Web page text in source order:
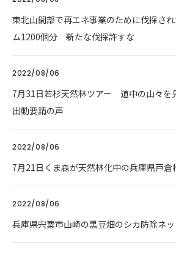
東北山間部で再エネ事業のために伐採さ
ム1200個分 新たな伐採許すな
2022/08/06
7月31日若杉天然林ツアー 道中の山々を
出動要請の声
2022/08/06
7月21日くま森が天然林化中の兵庫県戸
2022/08/06
兵庫県宍粟市山崎の黒豆畑のシカ防除ネッ